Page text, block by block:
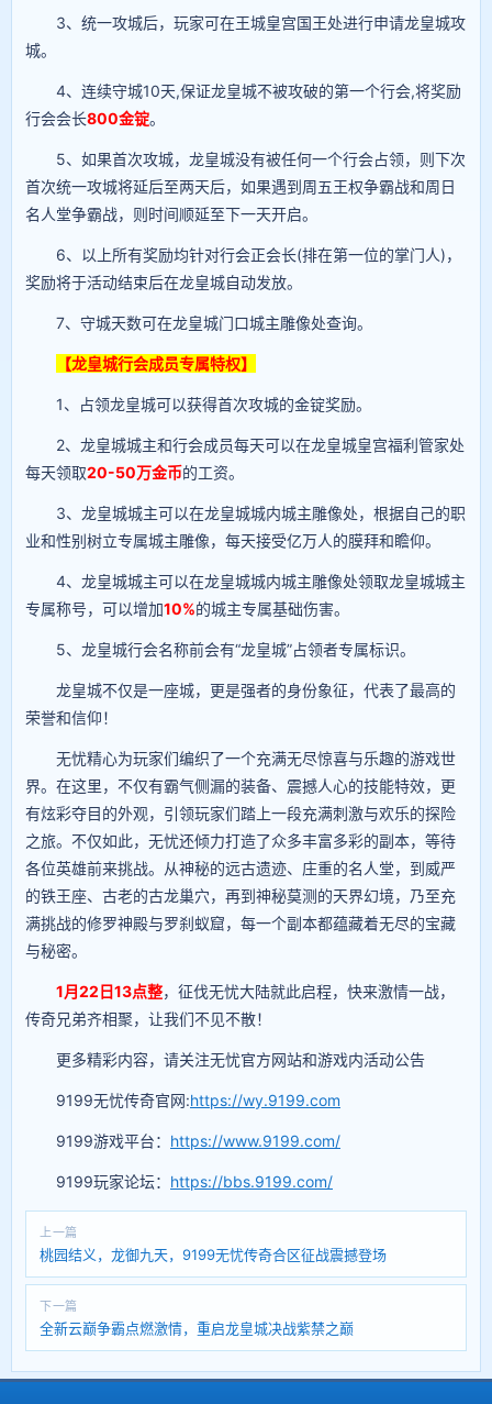
3、统一攻城后，玩家可在王城皇宫国王处进行申请龙皇城攻
城。
4、连续守城10天,保证龙皇城不被攻破的第一个行会,将奖励
行会会长800金锭。
5、如果首次攻城，龙皇城没有被任何一个行会占领，则下次
首次统一攻城将延后至两天后，如果遇到周五王权争霸战和周日
名人堂争霸战，则时间顺延至下一天开启。
6、以上所有奖励均针对行会正会长(排在第一位的掌门人)，
奖励将于活动结束后在龙皇城自动发放。
7、守城天数可在龙皇城门口城主雕像处查询。
【龙皇城行会成员专属特权】
1、占领龙皇城可以获得首次攻城的金锭奖励。
2、龙皇城城主和行会成员每天可以在龙皇城皇宫福利管家处
每天领取20-50万金币的工资。
3、龙皇城城主可以在龙皇城城内城主雕像处，根据自己的职
业和性别树立专属城主雕像，每天接受亿万人的膜拜和瞻仰。
4、龙皇城城主可以在龙皇城城内城主雕像处领取龙皇城城主
专属称号，可以增加10%的城主专属基础伤害。
5、龙皇城行会名称前会有“龙皇城”占领者专属标识。
龙皇城不仅是一座城，更是强者的身份象征，代表了最高的
荣誉和信仰！
无忧精心为玩家们编织了一个充满无尽惊喜与乐趣的游戏世
界。在这里，不仅有霸气侧漏的装备、震撼人心的技能特效，更
有炫彩夺目的外观，引领玩家们踏上一段充满刺激与欢乐的探险
之旅。不仅如此，无忧还倾力打造了众多丰富多彩的副本，等待
各位英雄前来挑战。从神秘的远古遗迹、庄重的名人堂，到威严
的铁王座、古老的古龙巢穴，再到神秘莫测的天界幻境，乃至充
满挑战的修罗神殿与罗刹蚁窟，每一个副本都蕴藏着无尽的宝藏
与秘密。
1月22日13点整，征伐无忧大陆就此启程，快来激情一战，
传奇兄弟齐相聚，让我们不见不散！
更多精彩内容，请关注无忧官方网站和游戏内活动公告
9199无忧传奇官网:https://wy.9199.com
9199游戏平台： https://www.9199.com/
9199玩家论坛： https://bbs.9199.com/
上一篇
桃园结义，龙御九天，9199无忧传奇合区征战震撼登场
下一篇
全新云巅争霸点燃激情，重启龙皇城决战紫禁之巅